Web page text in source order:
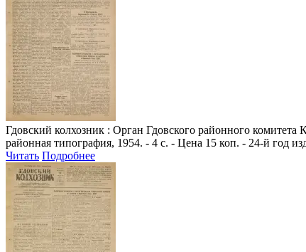
Гдовский колхозник : Орган Гдовского районного комитета
районная типография, 1954. - 4 с. - Цена 15 коп. - 24-й год
Читать Подробнее